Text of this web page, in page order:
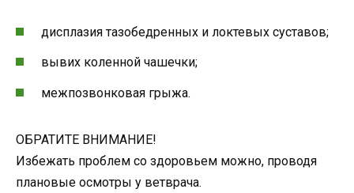
дисплазия тазобедренных и локтевых суставов;
вывих коленной чашечки;
межпозвонковая грыжа.
ОБРАТИТЕ ВНИМАНИЕ!
Избежать проблем со здоровьем можно, проводя
плановые осмотры у ветврача.